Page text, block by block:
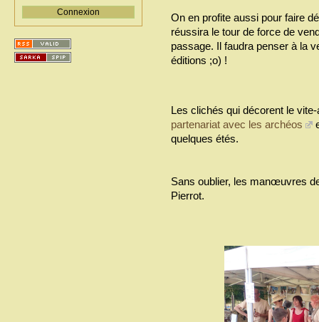
On en profite aussi pour faire
réussira le tour de force de
passage. Il faudra penser à la
éditions ;o) !
Les clichés qui décorent le
partenariat avec les archéos
quelques étés.
Sans oublier, les manœuvres
Pierrot.
Connexion